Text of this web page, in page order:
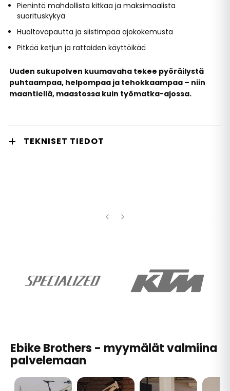
Pienintä mahdollista kitkaa ja maksimaalista
suorituskykyä
Huoltovapautta ja siistimpää ajokokemusta
Pitkää ketjun ja rattaiden käyttöikää
Uuden sukupolven kuumavaha tekee pyöräilystä
puhtaampaa, helpompaa ja tehokkaampaa – niin
maantiellä, maastossa kuin työmatka-ajossa.
TEKNISET TIEDOT
Ebike Brothers - myymälät valmiina
palvelemaan